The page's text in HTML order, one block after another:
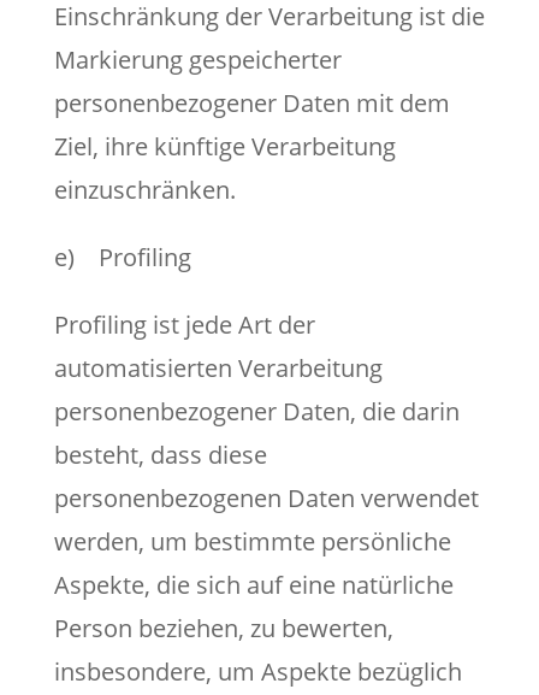
Einschränkung der Verarbeitung ist die
Markierung gespeicherter
personenbezogener Daten mit dem
Ziel, ihre künftige Verarbeitung
einzuschränken.
e) Profiling
Profiling ist jede Art der
automatisierten Verarbeitung
personenbezogener Daten, die darin
besteht, dass diese
personenbezogenen Daten verwendet
werden, um bestimmte persönliche
Aspekte, die sich auf eine natürliche
Person beziehen, zu bewerten,
insbesondere, um Aspekte bezüglich